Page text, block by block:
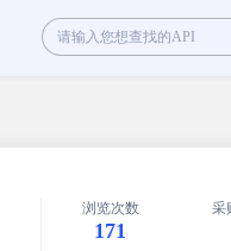
浏览次数
171
采